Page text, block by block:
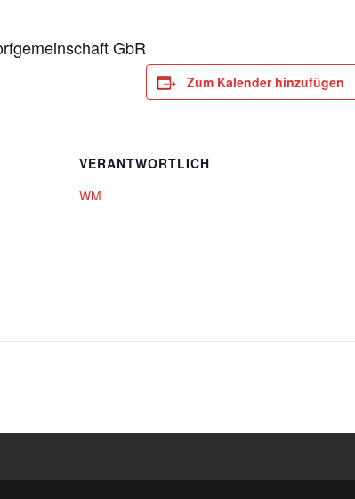
GbR
Zum Kalender hinzufügen
VERANTWORTLICH
WM